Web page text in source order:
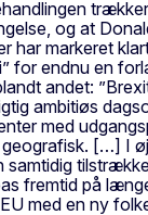
og at
har markeret
for endnu en
andet:
ambitiøs
med
[…] I
samtidig
fremtid på
med en ny